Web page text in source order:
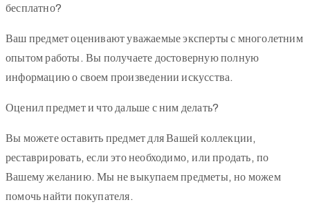
бесплатно?
Ваш предмет оценивают уважаемые эксперты с многолетним
опытом работы. Вы получаете достоверную полную
информацию о своем произведении искусства.
Оценил предмет и что дальше с ним делать?
Вы можете оставить предмет для Вашей коллекции,
реставрировать, если это необходимо, или продать, по
Вашему желанию. Мы не выкупаем предметы, но можем
помочь найти покупателя.